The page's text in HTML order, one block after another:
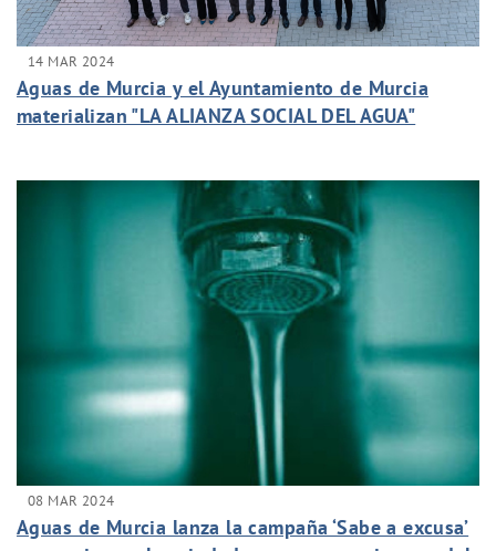
14 MAR 2024
Aguas de Murcia y el Ayuntamiento de Murcia
materializan "LA ALIANZA SOCIAL DEL AGUA"
08 MAR 2024
Aguas de Murcia lanza la campaña ‘Sabe a excusa’